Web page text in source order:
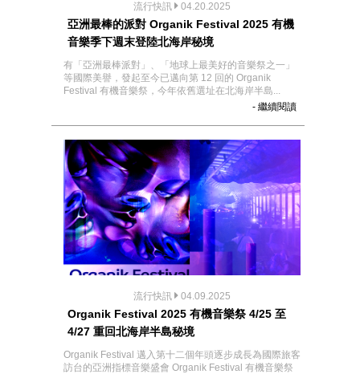
流行快訊 04.20.2025
亞洲最棒的派對 Organik Festival 2025 有機
音樂季下週末登陸北海岸秘境
有「亞洲最棒派對」、「地球上最美好的音樂祭之一」
等國際美譽，發起至今已邁向第 12 回的 Organik
Festival 有機音樂祭，今年依舊選址在北海岸半島...
- 繼續閱讀
流行快訊 04.09.2025
Organik Festival 2025 有機音樂祭 4/25 至
4/27 重回北海岸半島秘境
Organik Festival 邁入第十二個年頭逐步成長為國際旅客
訪台的亞洲指標音樂盛會 Organik Festival 有機音樂祭